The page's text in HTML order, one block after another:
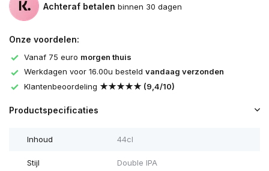
Achteraf betalen binnen 30 dagen
Onze voordelen:
Vanaf 75 euro morgen thuis
Werkdagen voor 16.00u besteld vandaag verzonden
Klantenbeoordeling ★★★★★ (9,4/10)
Productspecificaties
Inhoud 44cl
Stijl Double IPA